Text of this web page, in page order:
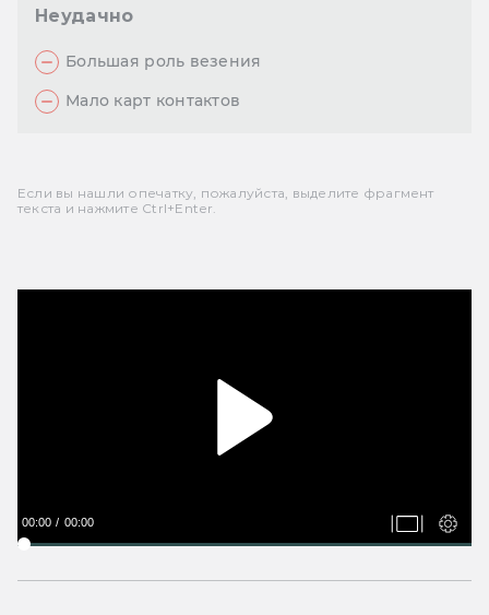
Неудачно
Большая роль везения
Мало карт контактов
Если вы нашли опечатку, пожалуйста, выделите фрагмент
текста и нажмите Ctrl+Enter.
00:00 00:00